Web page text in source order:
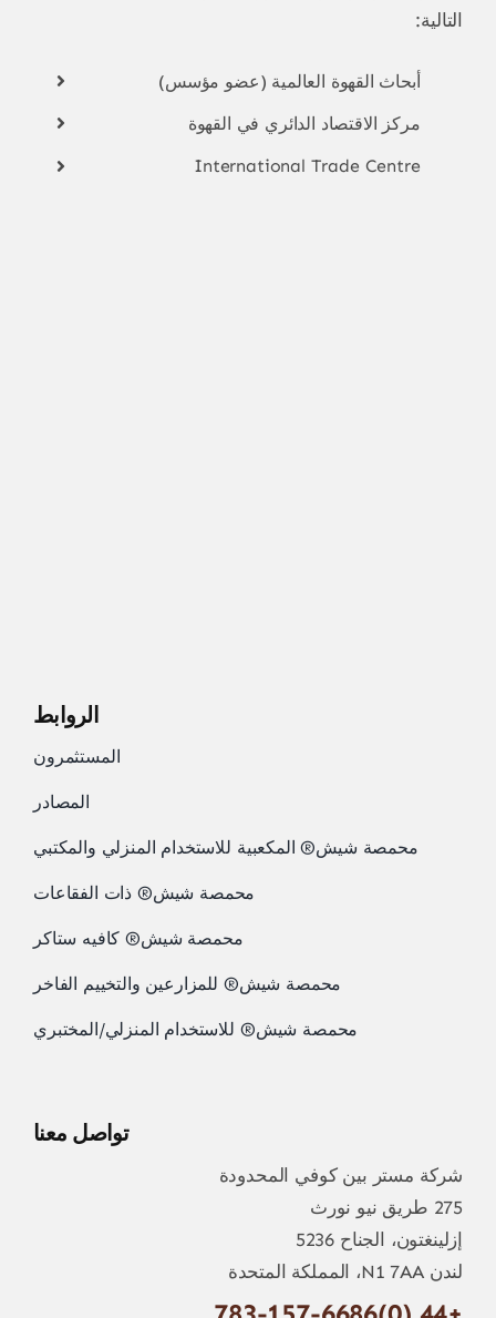
التالية:
أبحاث القهوة العالمية (عضو مؤسس)
مركز الاقتصاد الدائري في القهوة
International Trade Centre
الروابط
المستثمرون
المصادر
محمصة شيش® المكعبية للاستخدام المنزلي والمكتبي
محمصة شيش® ذات الفقاعات
محمصة شيش® كافيه ستاكر
محمصة شيش® للمزارعين والتخييم الفاخر
محمصة شيش® للاستخدام المنزلي/المختبري
تواصل معنا
شركة مستر بين كوفي المحدودة
275 طريق نيو نورث
إزلينغتون، الجناح 5236
لندن N1 7AA، المملكة المتحدة